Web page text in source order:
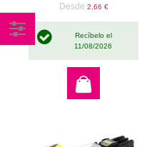
Desde 2,66 €
Recíbelo el
11/08/2026
Comprar